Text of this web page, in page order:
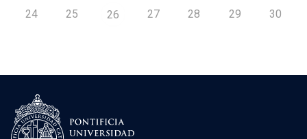
24 25 26 27 28 29 30